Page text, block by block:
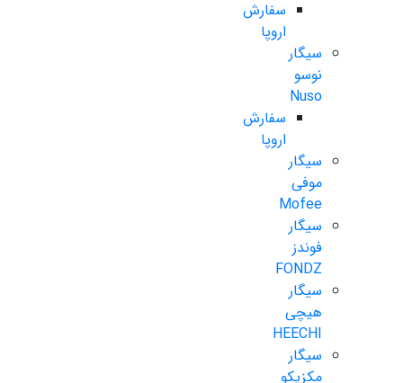
سفارش
اروپا
سیگار
نوسو
Nuso
سفارش
اروپا
سیگار
موفی
Mofee
سیگار
فوندز
FONDZ
سیگار
هیچی
HEECHI
سیگار
مکزیکو